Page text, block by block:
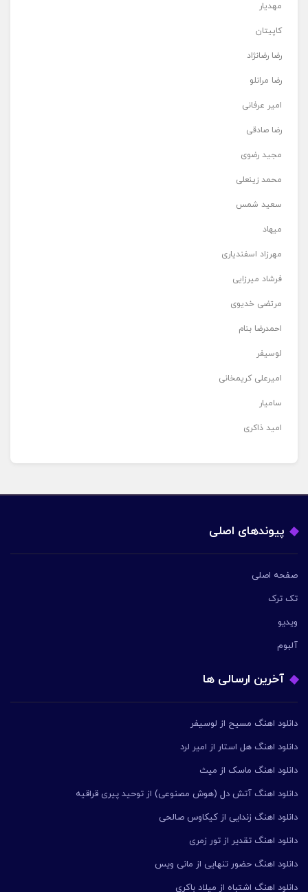
مهدیار
کاپیتان
رضا رضانژاد
رضا مرانلو
امیر عرفانی
رضا صادقی
مجید رضوی
محمد زینعلی
سعید شمس
میهاد
مهرزاد اسفندیاری
فرشاد میرزایی
مرتضی خدیوی
احمدرضا بنام
لوسیفر
امیرعلی کریمخانی
سامیار
امید ذاکری
پیوندهای اصلی
صفحه اصلی
تک ترک
ویدیو
آلبوم
آخرین ارسالی ها
دانلود اهنگ مسیح از لوسیفر
دانلود اهنگ هل استار از امیر لرد
دانلود اهنگ ماسک از میث
دانلود اهنگ آتش دل (هوش مصنوعی) از توحید پیری قراقیه
دانلود اهنگ زندایی از کیکاوس صالحی
دانلود اهنگ تقدیر از تور زمری
دانلود اهنگ حضور تنهایی از مانی ویس
دانلود اهنگ اشتباه از میلاد باکری